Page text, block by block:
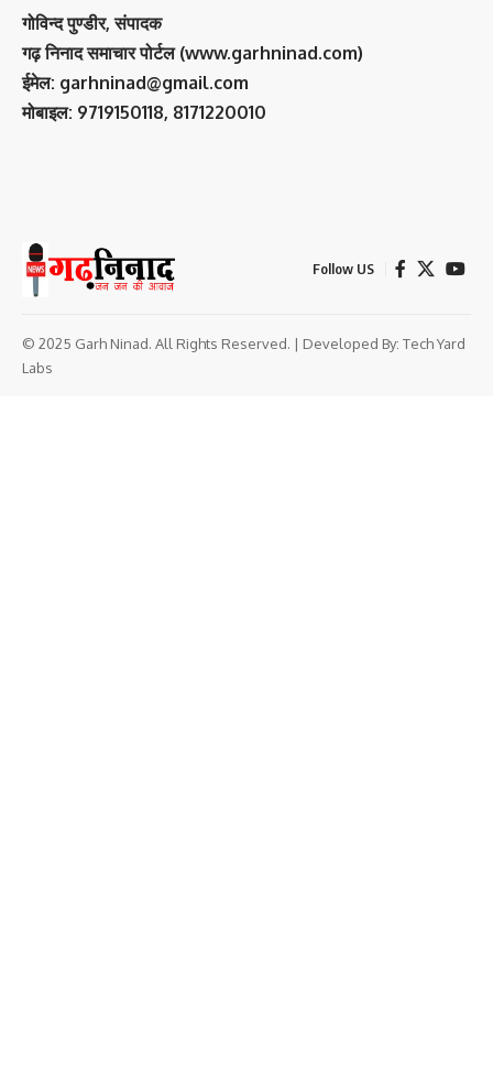
गोविन्द पुण्डीर, संपादक
गढ़ निनाद समाचार पोर्टल (www.garhninad.com)
ईमेल: garhninad@gmail.com
मोबाइल: 9719150118, 8171220010
Follow US
© 2025 Garh Ninad. All Rights Reserved. | Developed By: Tech Yard
Labs